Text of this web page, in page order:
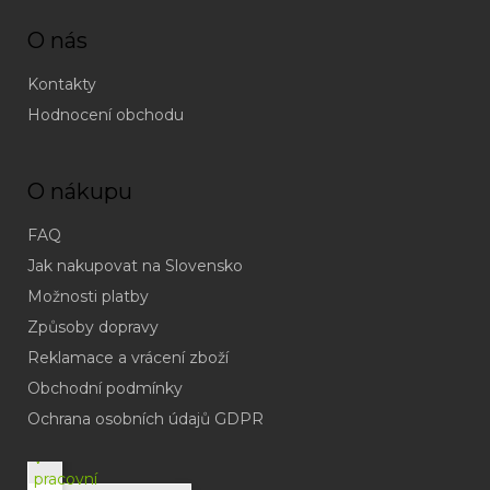
O nás
Kontakty
Hodnocení obchodu
O nákupu
FAQ
Jak nakupovat na Slovensko
Možnosti platby
Způsoby dopravy
Reklamace a vrácení zboží
Obchodní podmínky
Ochrana osobních údajů GDPR
(odpověď
do
v
pracovní